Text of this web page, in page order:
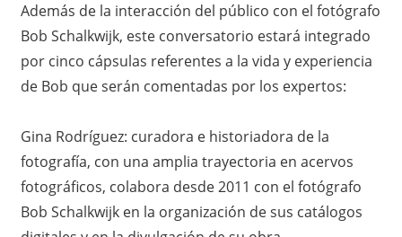
ó
n
n
M
é
Además de la interacción del público con el fotógrafo
Bob Schalkwijk, este conversatorio estará integrado
por cinco cápsulas referentes a la vida y experiencia
de Bob que serán comentadas por los expertos:
Gina Rodríguez: curadora e historiadora de la
fotografía, con una amplia trayectoria en acervos
fotográficos, colabora desde 2011 con el fotógrafo
Bob Schalkwijk en la organización de sus catálogos